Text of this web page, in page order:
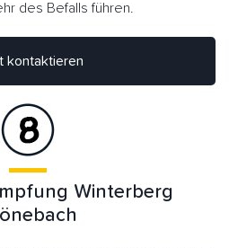
des Befalls führen.
Jetzt kontaktieren
Winterberg